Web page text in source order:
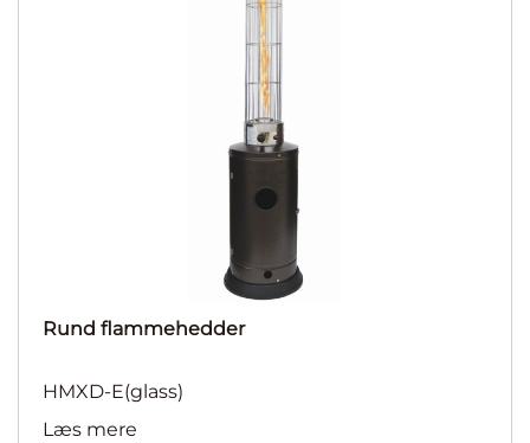
Rund flammehedder
HMXD-E(glass)
Læs mere